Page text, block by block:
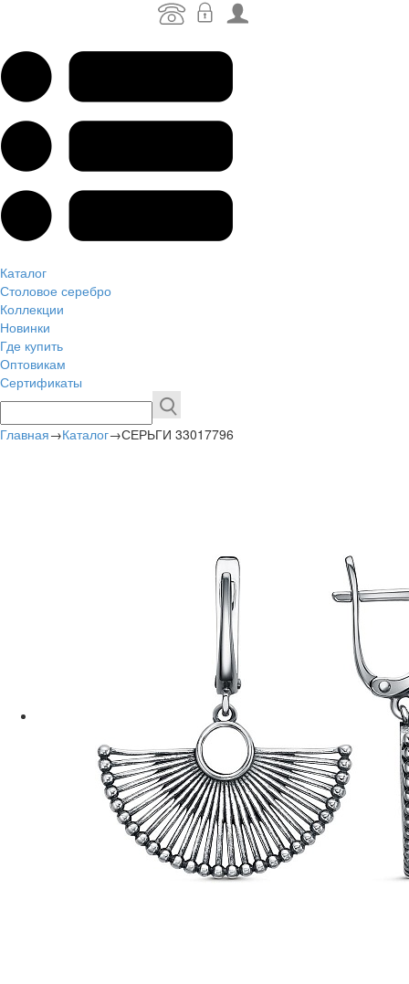
Каталог
Столовое серебро
Коллекции
Новинки
Где купить
Оптовикам
Сертификаты
Главная→Каталог→СЕРЬГИ 33017796